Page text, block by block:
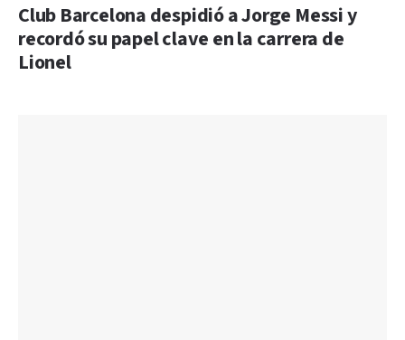
Club Barcelona despidió a Jorge Messi y
recordó su papel clave en la carrera de
Lionel